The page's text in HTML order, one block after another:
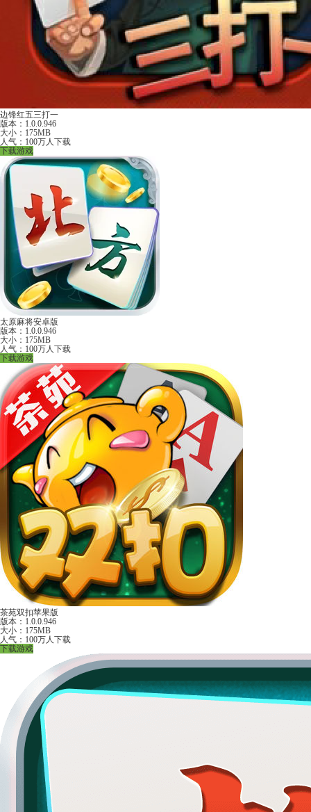
边锋红五三打一
版本：1.0.0.946
大小：175MB
人气：100万人下载
下载游戏
太原麻将安卓版
版本：1.0.0.946
大小：175MB
人气：100万人下载
下载游戏
茶苑双扣苹果版
版本：1.0.0.946
大小：175MB
人气：100万人下载
下载游戏